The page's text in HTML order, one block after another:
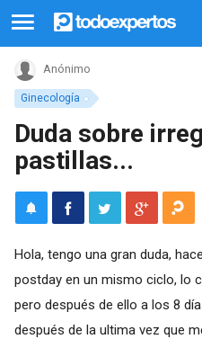
Ginecología
Anónimo
Duda sobre
pastillas...
Hola, tengo una gran duda,
postday en un mismo ciclo, lo
pero después de ello a los 8
después de la ultima vez que